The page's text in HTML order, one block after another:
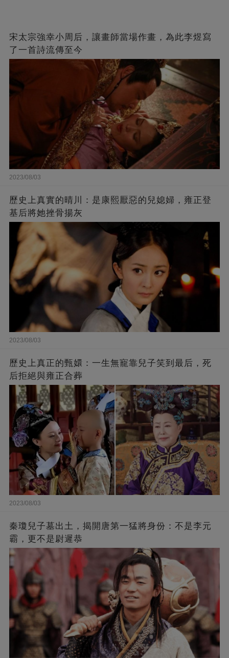
宋太宗強幸小周后，讓畫師當場作畫，為此李煜寫
了一首詩流傳至今
2023/08/03
歷史上真實的晴川：是康熙厭惡的兒媳婦，雍正登
基后將她挫骨揚灰
2023/08/03
歷史上真正的甄嬛：一生無寵靠兒子笑到最后，死
后拒絕與雍正合葬
2023/08/03
秦瓊兒子墓出土，揭開唐第一猛將身份：不是李元
霸，更不是尉遲恭